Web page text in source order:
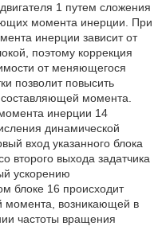
1 путем сложения
момента инерции. При
инерции зависит от
поэтому коррекция
от меняющегося
позволит повысить
момента.
инерции 14
динамической
вход указанного блока
второго выхода задатчика
ускорению
блоке 16 происходит
момента, возникающей в
частоты вращения